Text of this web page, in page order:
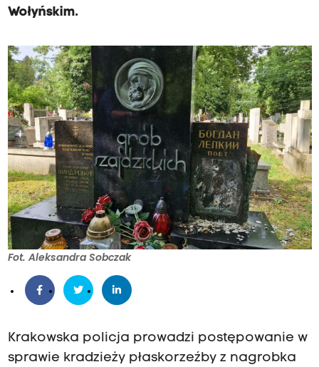
Wołyńskim.
Fot. Aleksandra Sobczak
Krakowska policja prowadzi postępowanie w
sprawie kradzieży płaskorzeźby z nagrobka